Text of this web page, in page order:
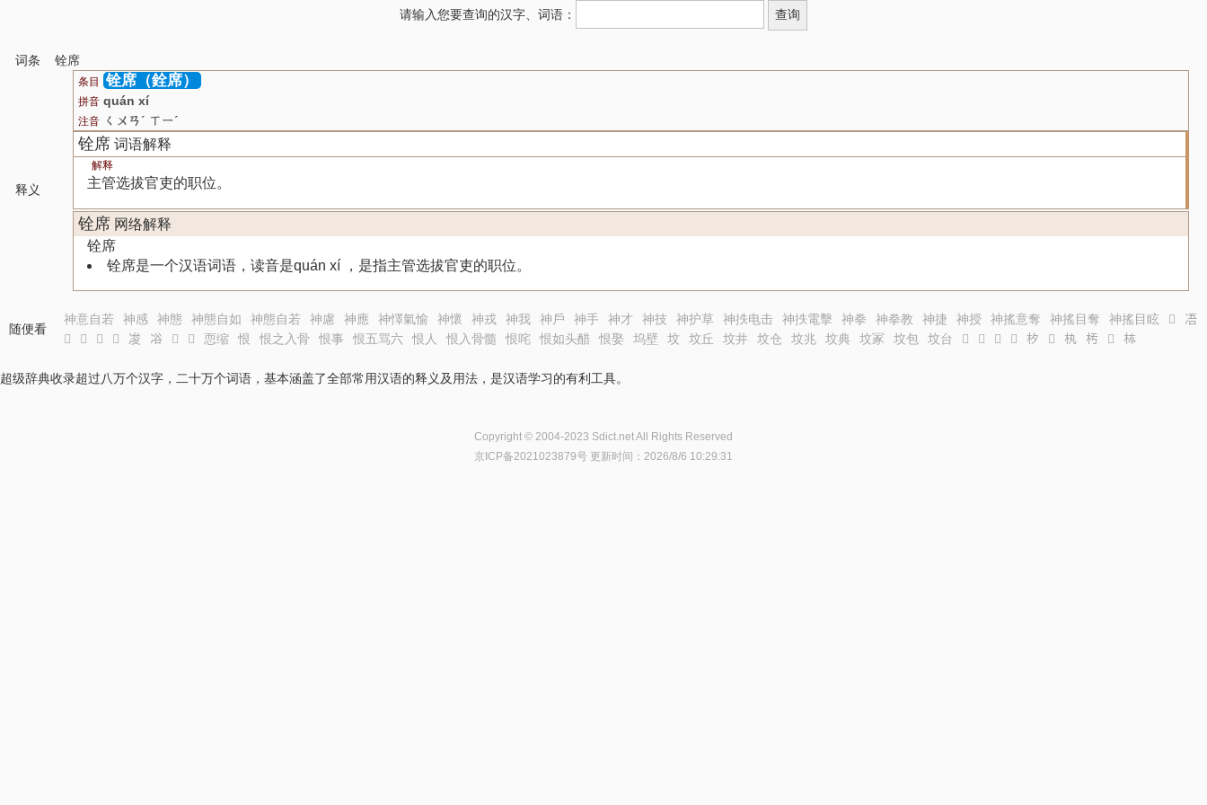
请输入您要查询的汉字、词语：
词条 铨席
释义
条目 铨席（銓席）
拼音 quán xí
注音 ㄑㄨㄢˊ ㄒㄧˊ
铨席 词语解释
解释
主管选拔官吏的职位。
铨席 网络解释
铨席
铨席是一个汉语词语，读音是quán xí ，是指主管选拔官吏的职位。
随便看
神意自若 神感 神態 神態自如 神態自若 神慮 神應 神懌氣愉 神懷 神戎 神我 神戶 神手 神才 神技 神护草 神抶电击 神抶電擊 神拳 神拳教 神捷 神授 神搖意奪 神搖目奪 神搖目眩 𠗏
𠗐
𠗑
𠗒 𠗓 𠗔 𠗕 𠗖 𠗗 𠗙 恧缩 恨 恨之入骨 恨事 恨五骂六 恨人 恨入骨髓 恨咤 恨如头醋 恨娶 坞壁 坟 坟丘 坟井 坟仓 坟兆 坟典 坟冢 坟包 坟台 𣏍 𣏍 𣏎 𣏏 𣏐 𣏑 𣏒 𣏓 𣏔 𣏕
超级辞典收录超过八万个汉字，二十万个词语，基本涵盖了全部常用汉语的释义及用法，是汉语学习的有利工具。
Copyright © 2004-2023 Sdict.net All Rights Reserved
京ICP备2021023879号 更新时间：2026/8/6 10:29:31